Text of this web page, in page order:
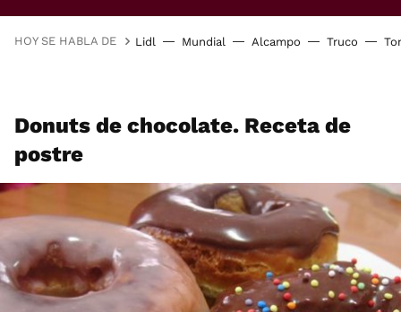
HOY SE HABLA DE Lidl Mundial Alcampo Truco
Donuts de chocolate. Receta de
postre